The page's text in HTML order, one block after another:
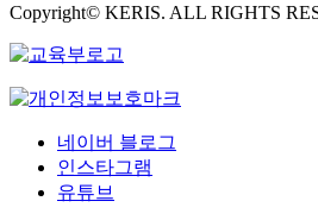
Copyright© KERIS. ALL RIGHTS
네이버 블로그
인스타그램
유튜브